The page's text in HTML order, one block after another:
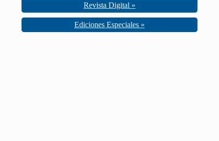
Revista Digital »
Ediciones Especiales »